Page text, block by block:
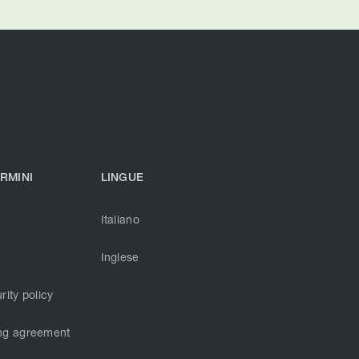
policy
agreement
LINGUE
Italiano
Inglese